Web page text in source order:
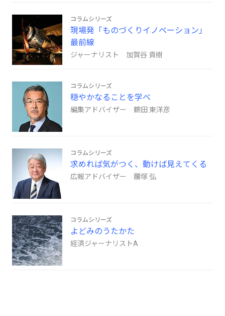
コラムシリーズ
現場発「ものづくりイノベーション」
最前線
ジャーナリスト 加賀谷 貢樹
コラムシリーズ
穏やかなることを学べ
編集アドバイザー 鶴田 東洋彦
コラムシリーズ
求めれば気がつく、動けば見えてくる
広報アドバイザー 腰塚 弘
コラムシリーズ
よどみのうたかた
経済ジャーナリストA